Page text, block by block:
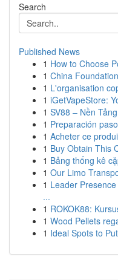
Search
Published News
1 How to Choose
1 China
1 L'organisation
1 iGetVapeStore:
1 SV88 – Nền
1 Preparación
1 Acheter ce
1 Buy Obtain This
1 Bảng thống kê
1 Our Limo
1 Leader
...
1 ROKOK88:
1 Wood Pellets
1 Ideal Spots to